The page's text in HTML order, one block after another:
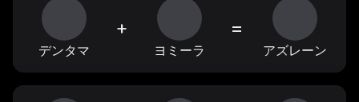
デンタマ
+
ヨミーラ
=
アズレーン